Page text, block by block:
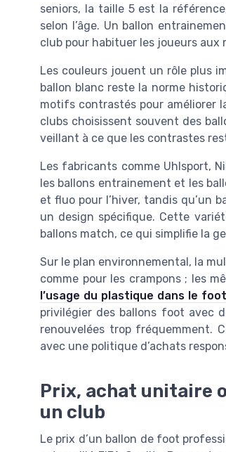
seniors, la taille 5 est la
selon l’âge. Un ballon
club pour habituer les joueurs aux
Les couleurs jouent un rôle plus
ballon blanc reste la norme
motifs contrastés pour améliorer
clubs choisissent souvent des
veillant à ce que les contrastes
Les fabricants comme Uhlsport,
les ballons entrainement et les
et fluo pour l’hiver, tandis qu’un
un design spécifique. Cette
ballons match, ce qui simplifie la
Sur le plan environnemental, la
comme pour les crampons ; les
l’usage du plastique dans le
privilégier des ballons foot avec
renouvelées trop fréquemment.
avec une politique d’achats
Prix, achat unitaire
un club
Le prix d’un ballon de foot